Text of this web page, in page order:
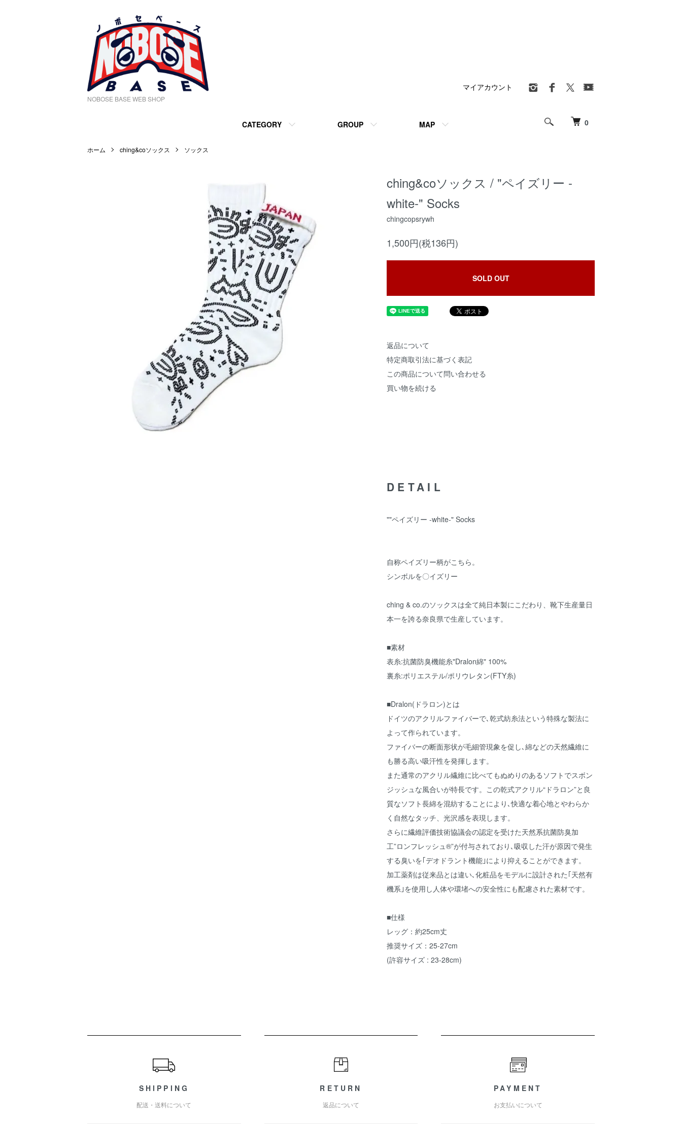
NOBOSE BASE WEB SHOP
0
CATEGORY GROUP MAP
マイアカウント
ホーム ching&coソックス ソックス
ching&coソックス / "ペイズリー -
white-" Socks
chingcopsrywh
1,500円(税136円)
SOLD OUT
返品について
特定商取引法に基づく表記
この商品について問い合わせる
買い物を続ける
DETAIL
""ペイズリー -white-" Socks
自称ペイズリー柄がこちら。
シンボルを〇イズリー
ching & co.のソックスは全て純日本製にこだわり、靴下生産量日
本一を誇る奈良県で生産しています。
■素材
表糸:抗菌防臭機能糸"Dralon綿" 100%
裏糸:ポリエステル/ポリウレタン(FTY糸)
■Dralon(ドラロン)とは
ドイツのアクリルファイバーで､乾式紡糸法という特殊な製法に
よって作られています。
ファイバーの断面形状が毛細管現象を促し､綿などの天然繊維に
も勝る高い吸汗性を発揮します。
また通常のアクリル繊維に比べてもぬめりのあるソフトでスボン
ジッシュな風合いが特長です。この乾式アクリル“ドラロン”と良
質なソフト長綿を混紡することにより､快適な着心地とやわらか
く自然なタッチ、光沢感を表現します。
さらに繊維評価技術協議会の認定を受けた天然系抗菌防臭加
工”ロンフレッシュ®”が付与されており､吸収した汗が原因で発生
する臭いを｢デオドラント機能｣により抑えることができます。
加工薬剤は従来品とは違い､化粧品をモデルに設計された｢天然有
機系｣を使用し人体や環堵への安全性にも配慮された素材です。
■仕様
レッグ：約25cm丈
推奨サイズ：25-27cm
(許容サイズ : 23-28cm)
SHIPPING
配送・送料について
RETURN
返品について
PAYMENT
お支払いについて